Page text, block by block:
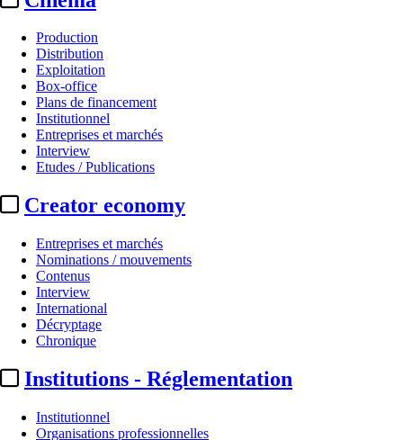
Production
Distribution
Exploitation
Box-office
Plans de financement
Institutionnel
Entreprises et marchés
Interview
Etudes / Publications
Creator economy
Entreprises et marchés
Nominations / mouvements
Contenus
Interview
International
Décryptage
Chronique
Institutions - Réglementation
Institutionnel
Organisations professionnelles